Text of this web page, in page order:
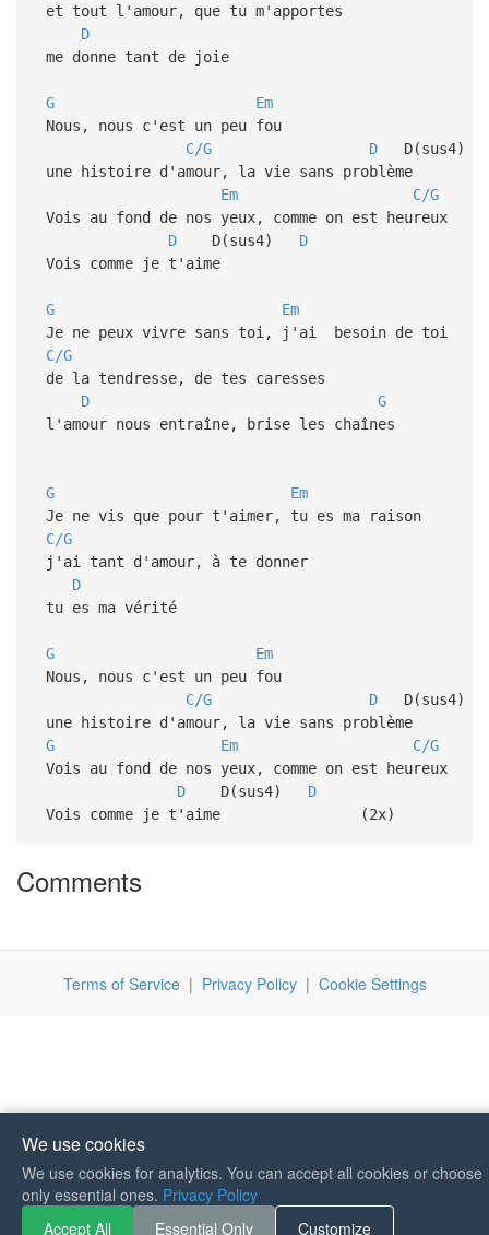
et tout l'amour, que tu m'apportes
D
me donne tant de joie
G
Em
Nous, nous c'est un peu fou
C/G
D
une histoire d'amour, la vie sans problème
Em
C/G
Vois au fond de nos yeux, comme on est heureux
DD(sus4) D
Vois comme je t'aime
G
Em
Je ne peux vivre sans toi, j'ai besoin de toi
C/G
de la tendresse, de tes caresses
D
G
l'amour nous entraîne, brise les chaînes
G
Em
Je ne vis que pour t'aimer, tu es ma raison
C/G
j'ai tant d'amour, à te donner
D
tu es ma vérité
G
Em
Nous, nous c'est un peu fou
C/G
D
une histoire d'amour, la vie sans problème
G
Em
C/G
Vois au fond de nos yeux, comme on est heureux
DD(sus4) D
Vois comme je t'aime (2x)
Comments
Terms of Service| Privacy Policy| Cookie Settings
We use cookies
We use cookies for analytics. You can accept all cookies or choose
only essential ones. Privacy Policy
Accept All
Essential Only Customize
If you like Guitar Songs, you
can buy me a coffee :)